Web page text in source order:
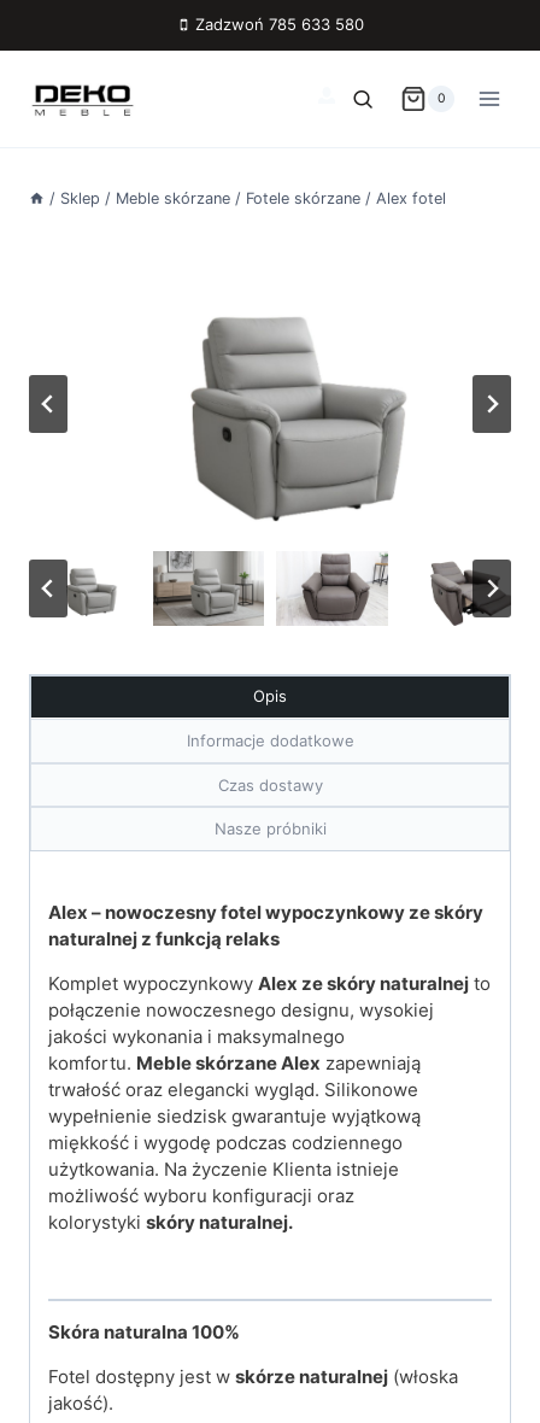
Zadzwoń 785 633 580
0
/ Sklep / Meble skórzane / Fotele skórzane / Alex fotel
Opis
Informacje dodatkowe
Czas dostawy
Nasze próbniki
Alex – nowoczesny fotel wypoczynkowy ze skóry
naturalnej z funkcją relaks
Komplet wypoczynkowy Alex ze skóry naturalnej to
połączenie nowoczesnego designu, wysokiej
jakości wykonania i maksymalnego
komfortu. Meble skórzane Alex zapewniają
trwałość oraz elegancki wygląd. Silikonowe
wypełnienie siedzisk gwarantuje wyjątkową
miękkość i wygodę podczas codziennego
użytkowania. Na życzenie Klienta istnieje
możliwość wyboru konfiguracji oraz
kolorystyki skóry naturalnej.
Skóra naturalna 100%
Fotel dostępny jest w skórze naturalnej (włoska
jakość).